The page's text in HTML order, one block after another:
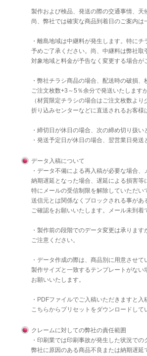
製作および検品、発送の際の交通事情、
尚、弊社では確実な商品到着日のご案内
・離島地域は中継料が発生します。特に
予めご了承ください。尚、中継料は弊社
対象地域と料金が予告なく変更する場合が
・弊社チラシ商品の場合、配送時の破損
ご注文枚数+3～5％余分で発送いたします
（材質限定チラシの場合はご注文枚数よ
折り込みセンターなどに直送されるお客
・締切日が休日の場合、次の締め切り扱
・発送予定日が休日の場合、翌営業日発
データ入稿について
・データ不備による再入稿が必要な場合
納期遅延となった場合、遅延による損害
特にメールの受信制限を解除していただ
送信元とは関係なくブロックされる事が
ご確認をお願いいたします。メール未到
・製作前の段階でのデータ変更は承りま
ご注意ください。
・データ作成の際は、商品別に用意させ
製作サイズと一致するテンプレートがない
お願いいたします。
・PDFファイルでご入稿いただきますと
こちらからプリセットをダウンロードし
クレームに対しての弊社の責任範囲
・印刷業では印刷事故が発生した状況で
弊社に原因のある商品不良または納期遅